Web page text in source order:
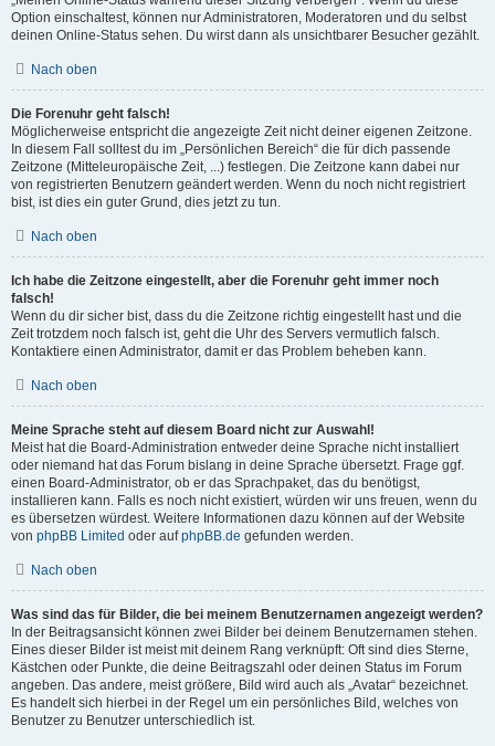
Option einschaltest, können nur Administratoren, Moderatoren und du selbst
deinen Online-Status sehen. Du wirst dann als unsichtbarer Besucher gezählt.
Nach oben
Die Forenuhr geht falsch!
Möglicherweise entspricht die angezeigte Zeit nicht deiner eigenen Zeitzone.
In diesem Fall solltest du im „Persönlichen Bereich“ die für dich passende
Zeitzone (Mitteleuropäische Zeit, ...) festlegen. Die Zeitzone kann dabei nur
von registrierten Benutzern geändert werden. Wenn du noch nicht registriert
bist, ist dies ein guter Grund, dies jetzt zu tun.
Nach oben
Ich habe die Zeitzone eingestellt, aber die Forenuhr geht immer noch
falsch!
Wenn du dir sicher bist, dass du die Zeitzone richtig eingestellt hast und die
Zeit trotzdem noch falsch ist, geht die Uhr des Servers vermutlich falsch.
Kontaktiere einen Administrator, damit er das Problem beheben kann.
Nach oben
Meine Sprache steht auf diesem Board nicht zur Auswahl!
Meist hat die Board-Administration entweder deine Sprache nicht installiert
oder niemand hat das Forum bislang in deine Sprache übersetzt. Frage ggf.
einen Board-Administrator, ob er das Sprachpaket, das du benötigst,
installieren kann. Falls es noch nicht existiert, würden wir uns freuen, wenn du
es übersetzen würdest. Weitere Informationen dazu können auf der Website
von phpBB Limited oder aufphpBB.de gefunden werden.
Nach oben
Was sind das für Bilder, die bei meinem Benutzernamen angezeigt werden?
In der Beitragsansicht können zwei Bilder bei deinem Benutzernamen stehen.
Eines dieser Bilder ist meist mit deinem Rang verknüpft: Oft sind dies Sterne,
Kästchen oder Punkte, die deine Beitragszahl oder deinen Status im Forum
angeben. Das andere, meist größere, Bild wird auch als „Avatar“ bezeichnet.
Es handelt sich hierbei in der Regel um ein persönliches Bild, welches von
Benutzer zu Benutzer unterschiedlich ist.